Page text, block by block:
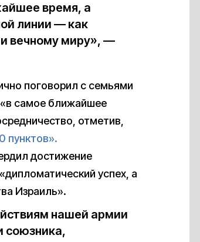
время, а
линии — как
и вечному миру», —
поговорил с семьями
«в самое ближайшее
отметив,
пунктов».
достижение
успех, а
Израиль».
нашей армии
союзника,